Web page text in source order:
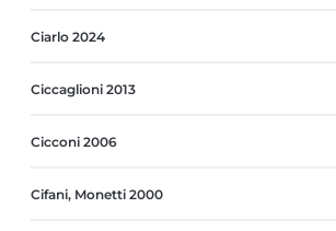
Ciarlo 2024
Ciccaglioni 2013
Cicconi 2006
Cifani, Monetti 2000